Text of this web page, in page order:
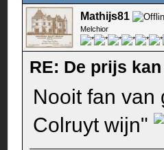
Mathijs81
Melchior
RE: De prijs
Nooit fan van
Colruyt wijn"